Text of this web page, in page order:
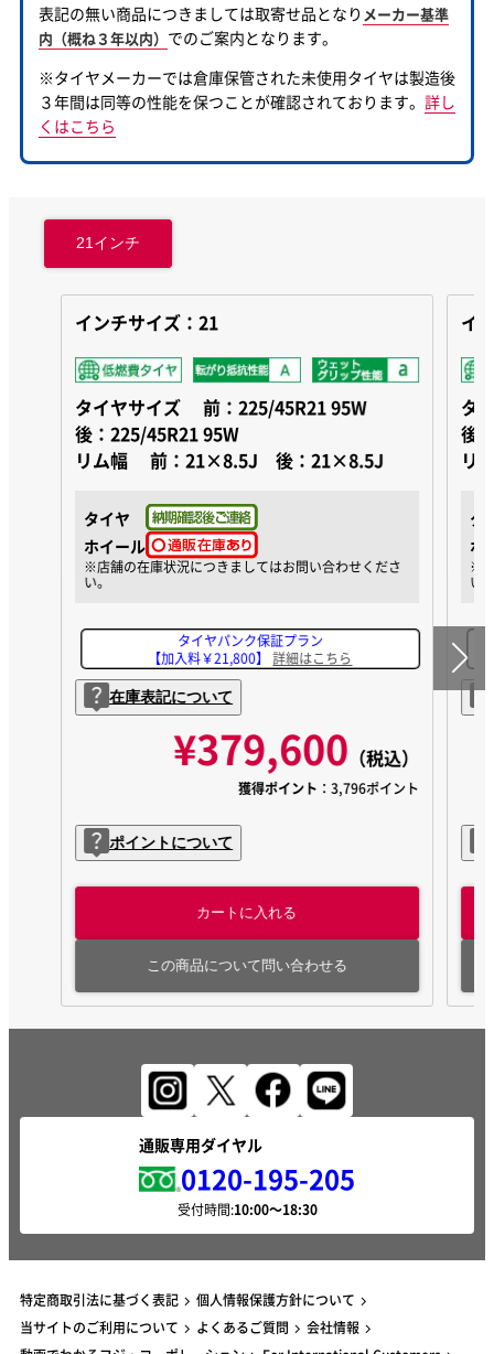
表記の無い商品につきましては取寄せ品となり メーカー基準
内（概ね３年以内） でのご案内となります。
※タイヤメーカーでは倉庫保管された未使用タイヤは製造後
３年間は同等の性能を保つことが確認されております。 詳し
くはこちら
21インチ
インチサイズ：21
タイヤサイズ前：225/45R21 95W
後：225/45R21 95W
リム幅前：21×8.5J 後：21×8.5J
タイヤ
ホイール
タイヤパンク保証プラン
【加入料￥21,800】詳細はこちら
在庫表記について
¥379,600 （税込）
獲得ポイント ：3,796ポイント
ポイントについて
カートに入れる
この商品について問い合わせる
イ
タ
後
リ
タ
ホ
通販専用ダイヤル
0120-195-205
受付時間:
特定商取引法に基づく表記
個人情報保護方針について
当サイトのご利用について
よくあるご質問
会社情報